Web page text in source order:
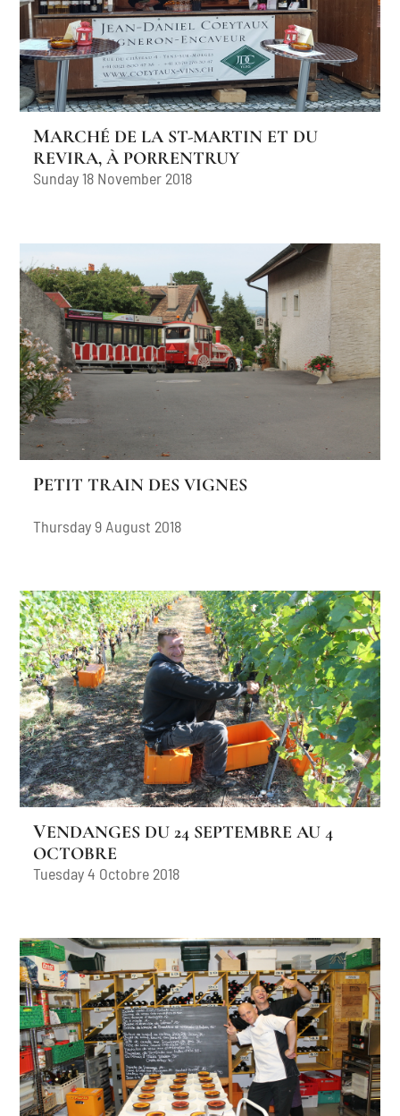
MARCHÉ DE LA ST-MARTIN ET DU
REVIRA, À PORRENTRUY
Sunday 18 November 2018
PETIT TRAIN DES VIGNES
Thursday 9 August 2018
VENDANGES DU 24 SEPTEMBRE AU 4
OCTOBRE
Tuesday 4 Octobre 2018